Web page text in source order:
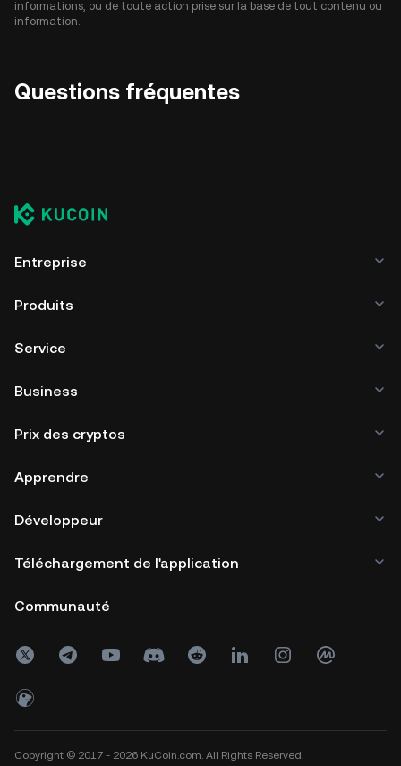
informations, ou de toute action prise sur la base de tout contenu ou
information.
Questions fréquentes
Entreprise
Produits
Service
Business
Prix des cryptos
Apprendre
Développeur
Téléchargement de l'application
Communauté
Copyright © 2017 - 2026 KuCoin.com. All Rights Reserved.